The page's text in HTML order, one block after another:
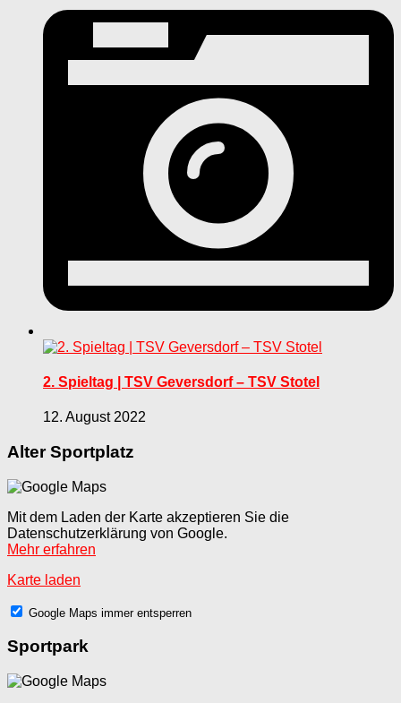
2. Spieltag | TSV Geversdorf – TSV Stotel
12. August 2022
Alter Sportplatz
Mit dem Laden der Karte akzeptieren Sie die
Datenschutzerklärung von Google.
Mehr erfahren
Karte laden
Google Maps immer entsperren
Sportpark